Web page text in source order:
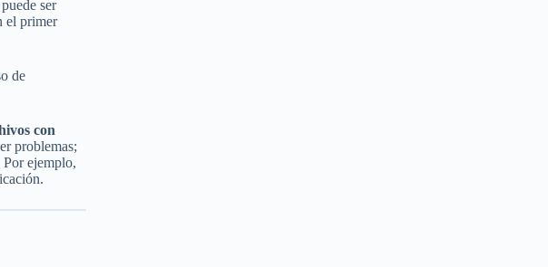
ser
el primer
de
con
problemas;
ejemplo,